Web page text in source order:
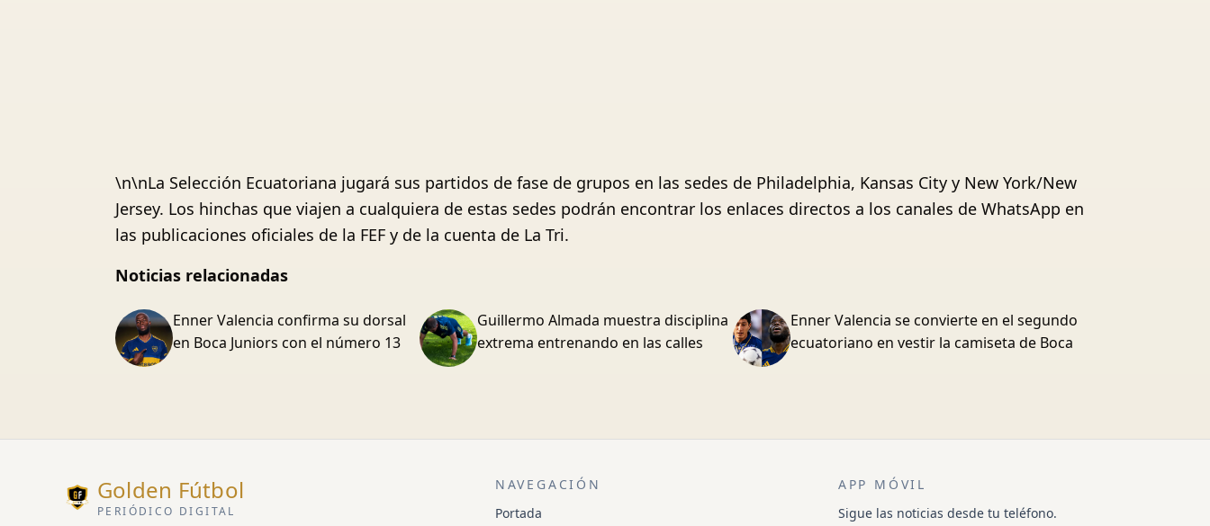
\n\nLa Selección Ecuatoriana jugará sus partidos de fase de grupos en las sedes de Philadelphia, Kansas City y New York/New
Jersey. Los hinchas que viajen a cualquiera de estas sedes podrán encontrar los enlaces directos a los canales de WhatsApp en
las publicaciones oficiales de la FEF y de la cuenta de La Tri.
Noticias relacionadas
Enner Valencia confirma su dorsal
en Boca Juniors con el número 13
Guillermo Almada muestra disciplina
extrema entrenando en las calles
Enner Valencia se convierte en el segundo
ecuatoriano en vestir la camiseta de Boca
Golden Fútbol
PERIÓDICO DIGITAL
NAVEGACIÓN
Portada
APP MÓVIL
Sigue las noticias desde tu teléfono.